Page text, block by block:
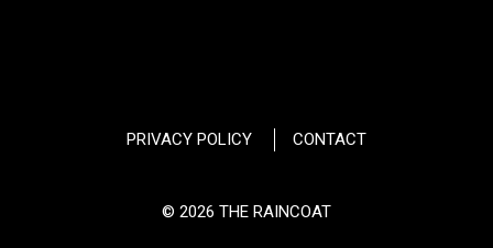
PRIVACY POLICY CONTACT
© 2026 THE RAINCOAT